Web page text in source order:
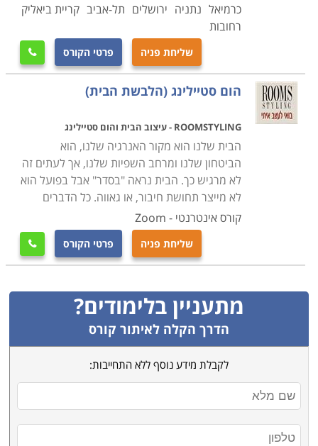
למרות שבסיום הקורס ניתנת תעודה מקצועית בהתאם
למוסד הלימוד, חשובה יותר ההשקעה בתיק העבודות, שכן
בו משתקפת היכולת המקצועית, היצירתיות והמעוף העיצובי.
מובן מאליו כי תיק מרהיב ומלא השראה נוטה להלהיב
מעסיקים פוטנציאליים הרבה יותר מאשר תעודה ממוסגרת,
אפילו ממוסד הלימוד הנחשב ביותר. חשוב מאוד גם
להתמקצע בקפדנות בכל תוכנה הנלמדת בקורס, שכן
מרבית המשרדים בתחום עושים שימוש נרחב וקבוע בהן,
וככל שתדעו היטב לתפעל כל תוכנה, סיכוייכם להתקבל
למשרד מוביל יעלו באופן משמעותי.
בחלק ממוסדות הלימודים עוזרים בסיום הקורס לבוגרים
המצטיינים למצוא מקום עבודה, כך שבמידה ותשקיעו את
מירב הכישרון והיצירתיות ותשאפו לתוצאות טובות, תהיו
הראשונים להופיע לראיונות במשרדים העובדים בשיתוף
פעולה עם מוסד הלימודים. לימודי עיצוב פנים נלמדים
באתרים שונים בארץ, בתל אביב, רמת גן, חיפה, הרצליה,
באר שבע ונקודות לימוד נוספות.
כרמיאל נתניה ירושלים תל-אביב קריית ביאליק
רחובות
שליחת פניה פרטי הקורס 
הום סטיילינג (הלבשת הבית)
ROOMSTYLING - עיצוב הבית והום סטיילינג
הבית שלנו הוא מקור האנרגיה שלנו, הוא
הביטחון שלנו ומרחב השפיות שלנו, אך לעתים זה
לא מרגיש כך. הבית נראה "בסדר" אבל בפועל הוא
לא מייצר תחושת חיבור, או גאווה. כל הדברים
קורס אינטרנטי - Zoom
שליחת פניה פרטי הקורס 
מתעניין בלימודים?
הדרך הקלה לאיתור קורס
לקבלת מידע נוסף ללא התחייבות: